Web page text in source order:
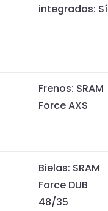
integrados: Sí
Frenos: SRAM
Force AXS
Bielas: SRAM
Force DUB
48/35